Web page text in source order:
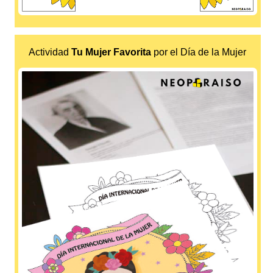
ActividadTu Mujer Favorita por el Día de la Mujer